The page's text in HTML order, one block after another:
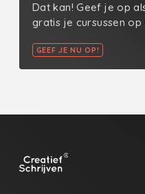
Dat kan! Geef je op
gratis je cursussen
GEEF JE NU OP!